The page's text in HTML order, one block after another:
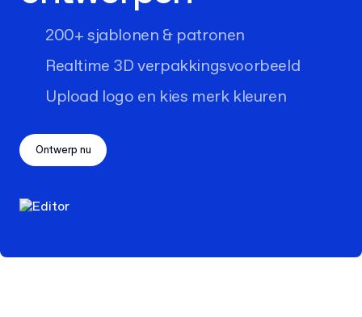
200+ sjablonen & patronen
Realtime 3D verpakkingsvoorbeeld
Upload logo en kies merk kleuren
Ontwerp nu